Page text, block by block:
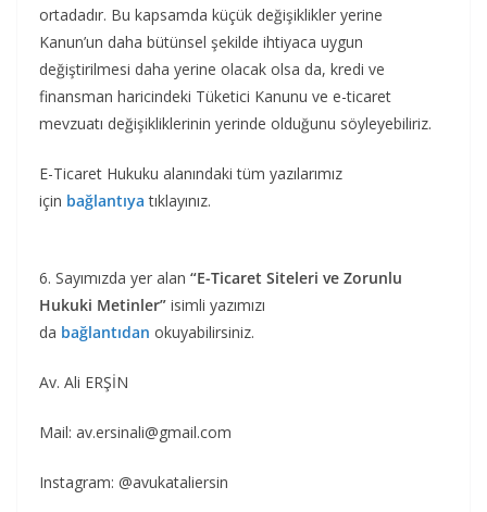
ortadadır. Bu kapsamda küçük değişiklikler yerine
Kanun’un daha bütünsel şekilde ihtiyaca uygun
değiştirilmesi daha yerine olacak olsa da, kredi ve
finansman haricindeki Tüketici Kanunu ve e-ticaret
mevzuatı değişikliklerinin yerinde olduğunu söyleyebiliriz.
E-Ticaret Hukuku alanındaki tüm yazılarımız
için bağlantıya tıklayınız.
6. Sayımızda yer alan “E-Ticaret Siteleri ve Zorunlu
Hukuki Metinler” isimli yazımızı
da bağlantıdan okuyabilirsiniz.
Av. Ali ERŞİN
Mail: av.ersinali@gmail.com
Instagram: @avukataliersin